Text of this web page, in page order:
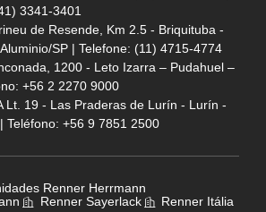
3341-3401
de Resende, Km 2.5 - Briquituba -
SP | Telefone: (11) 4715-4774
1200 - Leto Izarra – Pudahuel –
+56 2 2270 9000
Lt. 19 - Las Praderas de Lurín - Lurín -
Teléfono: +56 9 7851 2500
Renner Herrmann
Renner Sayerlack
Renner Itália